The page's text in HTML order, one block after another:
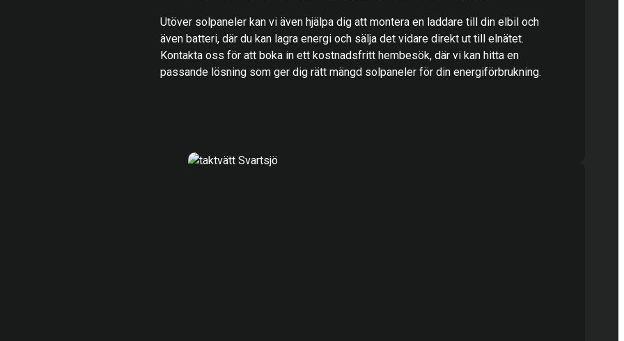
Utöver solpaneler kan vi även hjälpa dig att montera en laddare till din elbil och
även batteri, där du kan lagra energi och sälja det vidare direkt ut till elnätet.
Kontakta oss för att boka in ett kostnadsfritt hembesök, där vi kan hitta en
passande lösning som ger dig rätt mängd solpaneler för din energiförbrukning.